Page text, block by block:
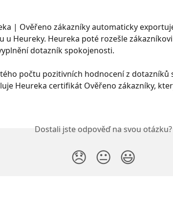
| Ověřeno zákazníky automaticky
u Heureky. Heureka poté rozešle
dotazník spokojenosti.
počtu pozitivních hodnocení z dotazníků
Heureka certifikát Ověřeno zákazníky,
Dostali jste odpověď na svou otázku?
😞 😐 😃